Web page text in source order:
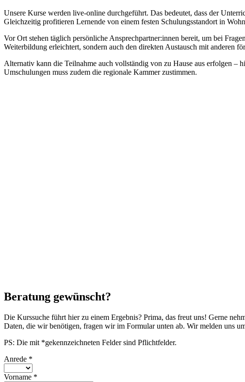
Unsere Kurse werden live-online durchgeführt. Das bedeutet, dass der
Gleichzeitig profitieren Lernende von einem festen Schulungsstandort in
Vor Ort stehen täglich persönliche Ansprechpartner:innen bereit, um bei
Weiterbildung erleichtert, sondern auch den direkten Austausch mit anderen
Alternativ kann die Teilnahme auch vollständig von zu Hause aus erfolgen
Umschulungen muss zudem die regionale Kammer zustimmen.
Beratung gewünscht?
Die Kurssuche führt hier zu einem Ergebnis? Prima, das freut uns! Gerne
Daten, die wir benötigen, fragen wir im Formular unten ab. Wir melden uns
PS: Die mit *gekennzeichneten Felder sind Pflichtfelder.
Anrede *
Vorname *